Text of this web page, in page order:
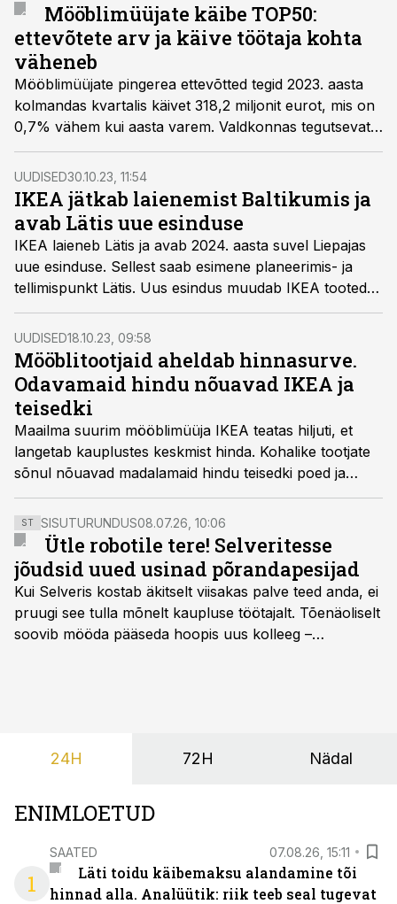
Mööblimüüjate käibe TOP50:
ettevõtete arv ja käive töötaja kohta
väheneb
Mööblimüüjate pingerea ettevõtted tegid 2023. aasta
kolmandas kvartalis käivet 318,2 miljonit eurot, mis on
0,7% vähem kui aasta varem. Valdkonnas tegutsevate
ettevõtete arv on aga aastaga vähenenud.
UUDISED30.10.23, 11:54
IKEA jätkab laienemist Baltikumis ja
avab Lätis uue esinduse
IKEA laieneb Lätis ja avab 2024. aasta suvel Liepajas
uue esinduse. Sellest saab esimene planeerimis- ja
tellimispunkt Lätis. Uus esindus muudab IKEA tooted ja
teenused Läti elanike jaoks veelgi paremini
kättesaadavamaks ning taskukohasemaks.
UUDISED18.10.23, 09:58
Mööblitootjaid aheldab hinnasurve.
Odavamaid hindu nõuavad IKEA ja
teisedki
Maailma suurim mööblimüüja IKEA teatas hiljuti, et
langetab kauplustes keskmist hinda. Kohalike tootjate
sõnul nõuavad madalamaid hindu teisedki poed ja
ostlejad.
ST SISUTURUNDUS08.07.26, 10:06
Ütle robotile tere! Selveritesse
jõudsid uued usinad põrandapesijad
Kui Selveris kostab äkitselt viisakas palve teed anda, ei
pruugi see tulla mõnelt kaupluse töötajalt. Tõenäoliselt
soovib mööda pääseda hoopis uus kolleeg –
24H 72H Nädal
ENIMLOETUD
1
SAATED 07.08.26, 15:11
Läti toidu käibemaksu alandamine tõi
hinnad alla. Analüütik: riik teeb seal tugevat